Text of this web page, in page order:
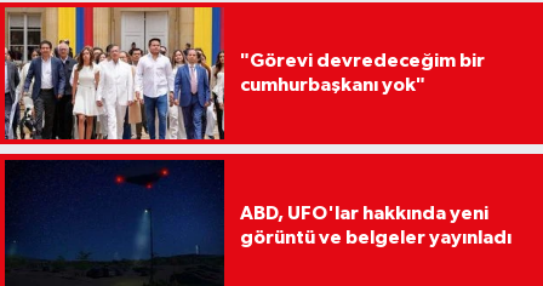
"Görevi devredeceğim bir
cumhurbaşkanı yok"
ABD, UFO'lar hakkında yeni
görüntü ve belgeler yayınladı